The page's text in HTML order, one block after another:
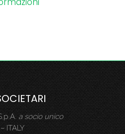
a socio unico
ITALY